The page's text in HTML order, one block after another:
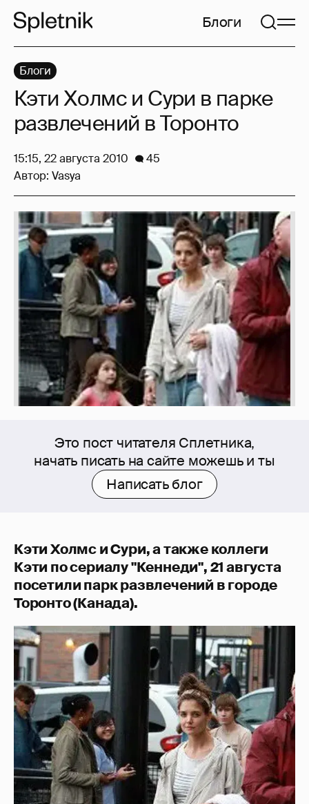
Блоги
Это пост читателя Сплетника,
начать писать на сайте можешь и ты
Написать блог
Кэти Холмс и Сури, а также коллеги
Кэти по сериалу "Кеннеди", 21 августа
посетили парк развлечений в городе
Торонто (Канада).
Блоги
Кэти Холмс и Сури в парке
развлечений в Торонто
15:15, 22 августа 2010
45
Автор: Vasya